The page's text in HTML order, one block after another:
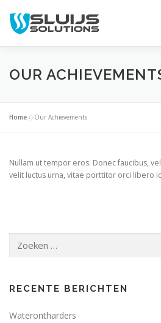
inhoud
HOME OVER ONS
NIEUWS CONTACT
OUR
Home »Our Achievements
Nullam ut tempor eros. Donec faucibus,
velit luctus urna, vitae porttitor orci libero
naar:
RECENTE BERICHTEN
Waterontharders